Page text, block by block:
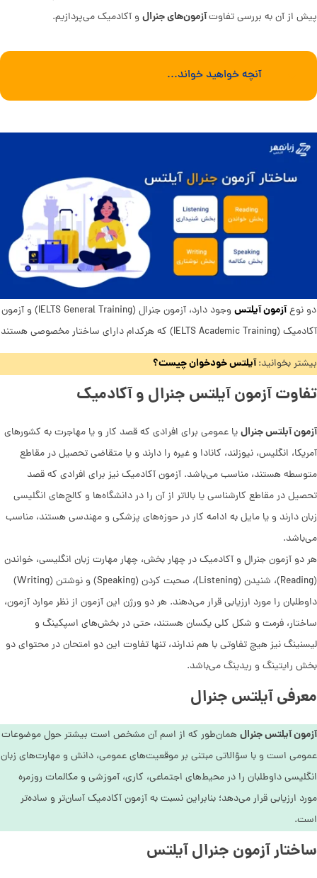
پیش از آن به بررسی تفاوتآزمون‌های جنرالو آکادمیک می‌پردازیم.
آنچه خواهید خواند...
دو نوعآزمون آیلتس
وجود دارد، آزمون جنرال (IELTS General Training) و آزمون
آکادمیک (IELTS Academic Training) که هرکدام دارای ساختار مخصوصی هستند
بیشتر بخوانید:آیلتس خودخوان چیست؟
تفاوت آزمون آیلتس جنرال و آکادمیک
آزمون آبلتس جنرالیا عمومی برای افرادی که قصد کار و یا مهاجرت به کشورهای
آمریکا، انگلیس، نیوزلند، کانادا و غیره را دارند و یا متقاضی تحصیل در مقاطع
متوسطه هستند، مناسب می‌باشد. آزمون آکادمیک نیز برای افرادی که قصد
تحصیل در مقاطع کارشناسی یا بالاتر از آن را در دانشگاه‌ها و کالج‌های انگلیسی
زبان دارند و یا مایل به ادامه کار در حوزه‌های پزشکی و مهندسی هستند، مناسب
می‌باشد.
هر دو آزمون جنرال و آکادمیک در چهار بخش، چهار مهارت زبان انگلیسی، خواندن
(Reading)، شنیدن (Listening)، صحبت کردن (Speaking) و نوشتن (Writing)
داوطلبان را مورد ارزیابی قرار می‌دهند. هر دو ورژن این آزمون از نظر موارد آزمون،
ساختار، فرمت و شکل کلی یکسان هستند، حتی در بخش‌های اسپکینگ و
لیسنینگ نیز هیچ تفاوتی با هم ندارند، تنها تفاوت این دو امتحان در محتوای دو
بخش رایتینگ و ریدینگ می‌باشد.
معرفی آیلتس جنرال
آزمون آیلتس جنرال همان‌طور که از اسم آن مشخص است بیشتر حول موضوعات
عمومی است و با سؤالاتی مبتنی بر موقعیت‌های عمومی، دانش و مهارت‌های زبان
انگلیسی داوطلبان را در محیط‌های اجتماعی، کاری، آموزشی و مکالمات روزمره
مورد ارزیابی قرار می‌دهد؛ بنابراین نسبت به آزمون آکادمیک آسان‌تر و ساده‌تر
است.
ساختار آزمون جنرال آیلتس